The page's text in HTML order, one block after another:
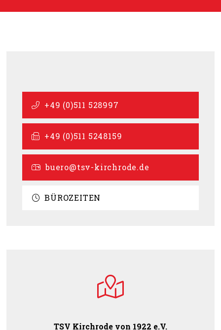
+49 (0)511 528997
+49 (0)511 5248159
buero@tsv-kirchrode.de
BÜROZEITEN
TSV Kirchrode von 1922 e.V.